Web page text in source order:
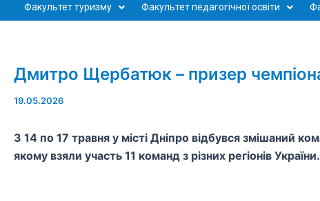
Факультет туризму Факультет педагогічної освіти
Дмитро Щербатюк – призер
19.05.2026
З 14 по 17 травня у місті Дніпро відбувся змішаний
якому взяли участь 11 команд з різних регіонів України.